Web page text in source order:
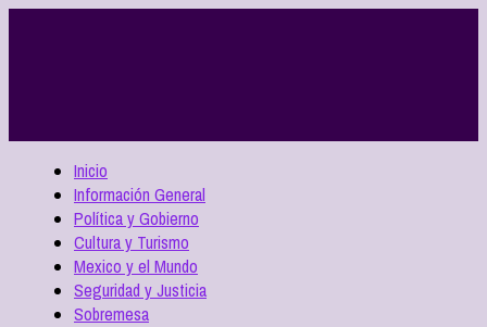
Inicio
Información General
Política y Gobierno
Cultura y Turismo
Mexico y el Mundo
Seguridad y Justicia
Sobremesa